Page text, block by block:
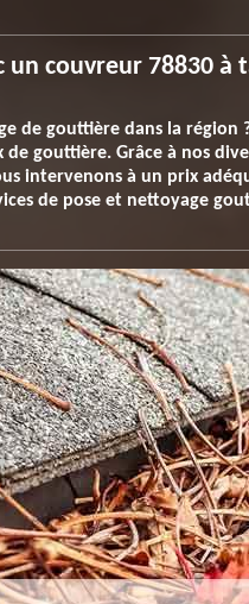
un couvreur 78830 à
de gouttière dans la
gouttière. Grâce à nos
intervenons à un prix
de pose et nettoyage